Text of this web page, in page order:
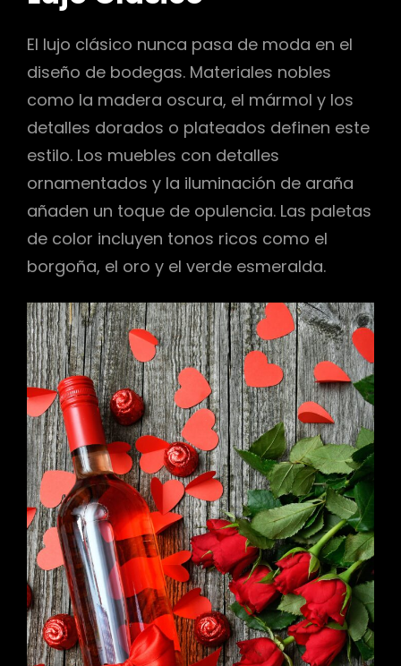
El lujo clásico nunca pasa de moda en el
diseño de bodegas. Materiales nobles
como la madera oscura, el mármol y los
detalles dorados o plateados definen este
estilo. Los muebles con detalles
ornamentados y la iluminación de araña
añaden un toque de opulencia. Las paletas
de color incluyen tonos ricos como el
borgoña, el oro y el verde esmeralda.